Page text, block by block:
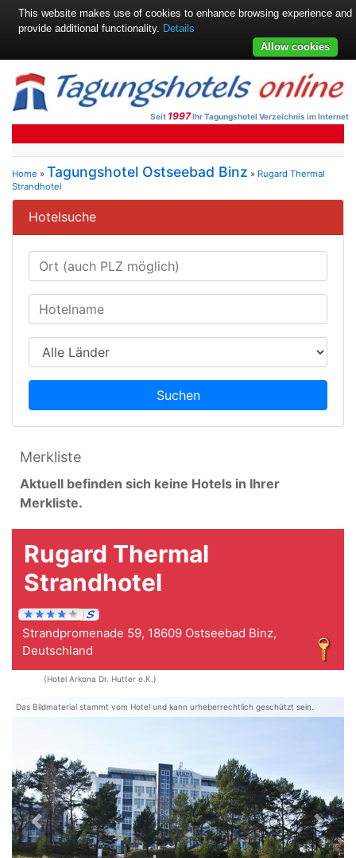
Seit 1997Ihr Tagungshotel Verzeichnis im Internet
Home » Tagungshotel Ostseebad Binz » Rugard Thermal
Strandhotel
Hotelsuche
Suchen
Merkliste
Aktuell befinden sich keine Hotels in Ihrer
Merkliste.
Rugard Thermal
Strandhotel
Strandpromenade 59, 18609 Ostseebad Binz,
Deutschland
(Hotel Arkona Dr. Hutter e.K.)
Das Bildmaterial stammt vom Hotel und kann urheberrechtlich geschützt sein.
Zurück
This website makes use of cookies to enhance browsing experience and
provide additional functionality. Details
Allow cookies